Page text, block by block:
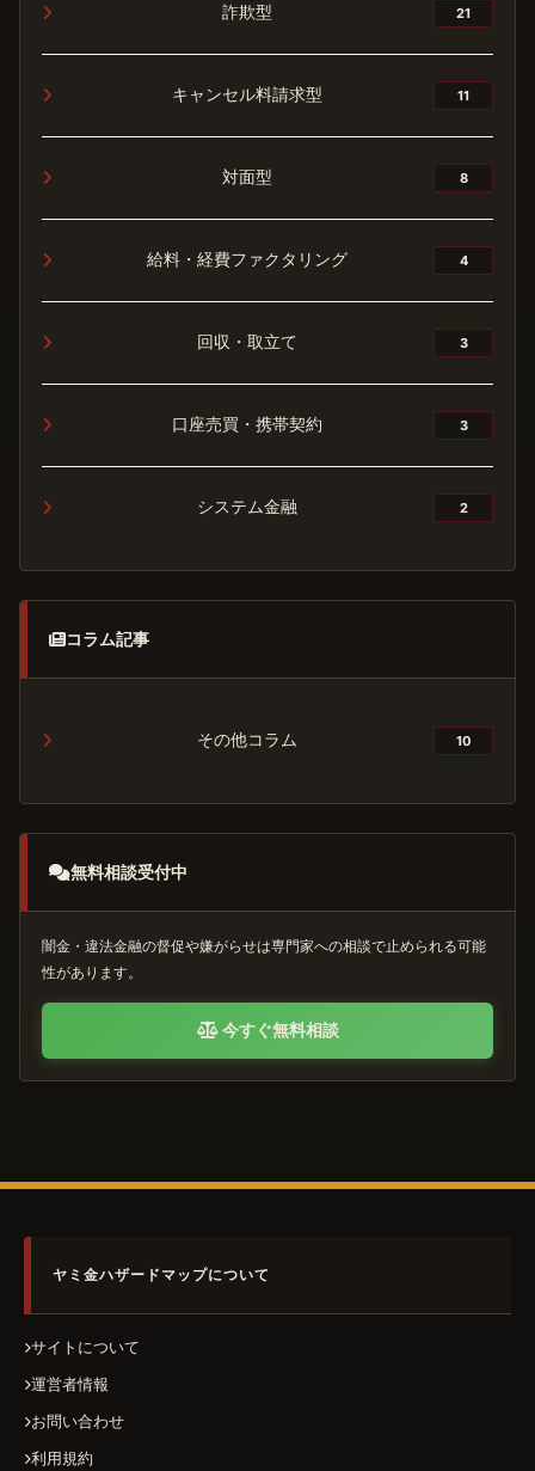
詐欺型 21
キャンセル料請求型 11
対面型 8
給料・経費ファクタリング 4
回収・取立て 3
口座売買・携帯契約 3
システム金融 2
コラム記事
その他コラム 10
無料相談受付中
闇金・違法金融の督促や嫌がらせは専門家への相談で止められる可能
性があります。
今すぐ無料相談
ヤミ金ハザードマップについて
サイトについて
運営者情報
お問い合わせ
利用規約